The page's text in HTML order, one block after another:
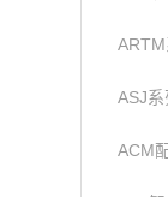
ASJ
ACM